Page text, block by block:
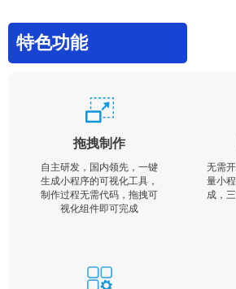
特色功能
拖拽制作
自主研发，国内领先，一键
生成小程序的可视化工具，
制作过程无需代码，拖拽可
视化组件即可完成
无需
量小
成，